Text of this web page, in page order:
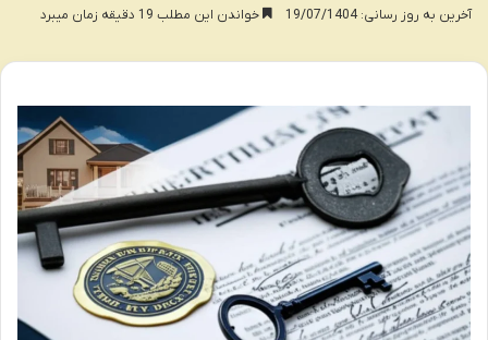
آخرین به روز رسانی: 19/07/1404 خواندن این مطلب 19 دقیقه زمان میبرد